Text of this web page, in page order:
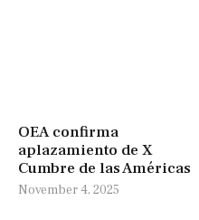
OEA confirma
aplazamiento de X
Cumbre de las Américas
November 4, 2025